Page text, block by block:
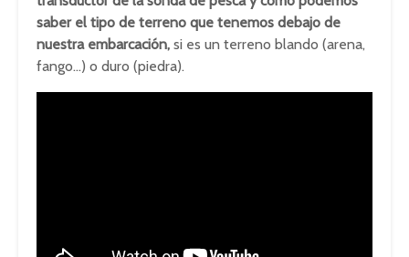
saber el tipo de terreno que tenemos debajo de
nuestra embarcación, si es un terreno blando (arena,
fango…) o duro (piedra).